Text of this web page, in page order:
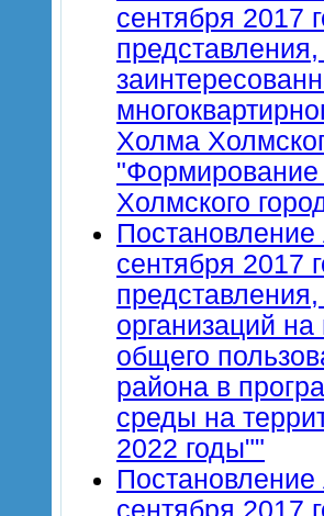
сентября 2017
Холма
"Формирование
Холмского
сентября 2017
организаций
общего
района в
среды на
2022 годы""
сентября 2017